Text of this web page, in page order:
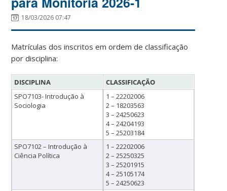
18/03/2026 07:47
Matrículas dos inscritos em ordem de classificação
por disciplina:
DISCIPLINA
CLASSIFICAÇÃO
SPO7103- Introdução à
Sociologia
1 – 22202006
2 – 18203563
3 – 24250623
4 – 24204193
5 – 25203184
SPO7102 – Introdução à
Ciência Política
1 – 22202006
2 – 25250325
3 – 25201915
4 – 25105174
5 – 24250623